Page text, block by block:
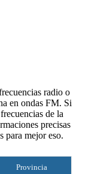
radio o
en ondas FM. Si
de la
precisas
para mejor eso.
Provincia